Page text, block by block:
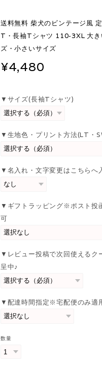
送料無料 柴犬のビンテージ風
T・長袖Tシャツ 110-3XL 大き
ズ・小さいサイズ
¥4,480
▼サイズ(長袖Tシャツ)
▼生地色・プリント方法(LT・
▼名入れ・文字変更はこちらへ
▼ギフトラッピング※ポスト投
可
▼レビュー投稿で次回使えるク
呈中♪
▼配達時間指定※宅配便のみ適
数量